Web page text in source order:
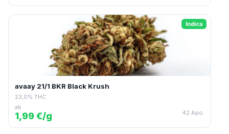
Indica
avaay 21/1 BKR Black Krush
23,0% THC
ab
1,99 €/g 42 Apo.